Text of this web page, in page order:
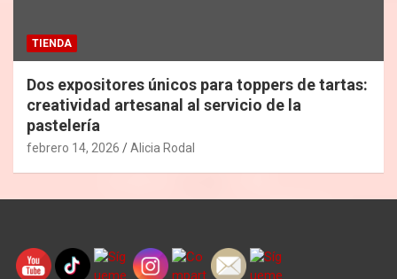
TIENDA
Dos expositores únicos para toppers de tartas:
creatividad artesanal al servicio de la
pastelería
febrero 14, 2026 Alicia Rodal